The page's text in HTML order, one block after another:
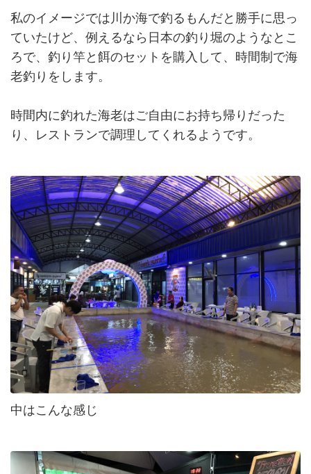
私のイメージでは川か海で釣るもんだと勝手に思っ
ていたけど、例えるなら日本の釣り堀のようなとこ
ろで、釣り竿と餌のセットを購入して、時間制で海
老釣りをします。
時間内に釣れた海老はご自由にお持ち帰りだった
り、レストランで調理してくれるようです。
中はこんな感じ